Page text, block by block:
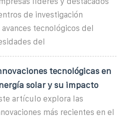
de investigación
tecnológicos del
del
tecnológicas en
solar y su impacto
artículo explora las
más recientes en el